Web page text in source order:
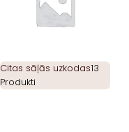
Citas sāļās uzkodas13
Produkti